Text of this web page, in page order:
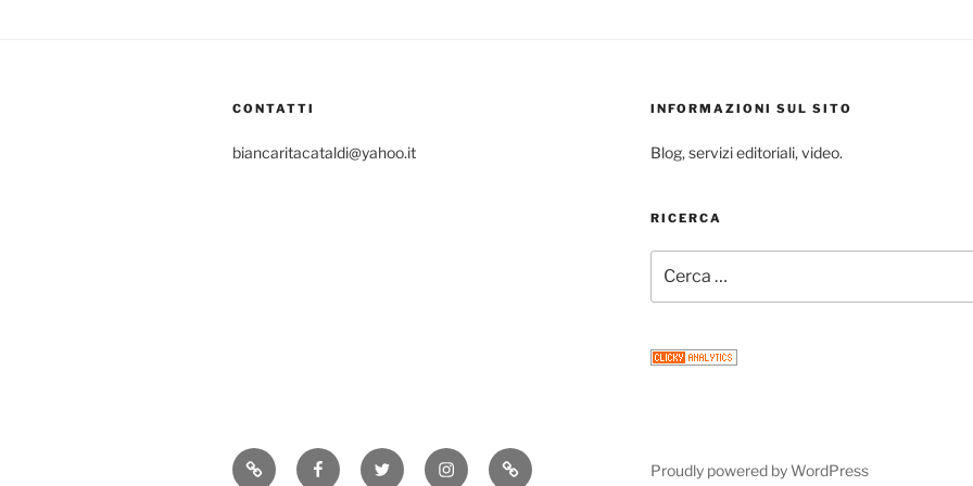
CONTATTI
biancaritacataldi@yahoo.it
INFORMAZIONI SUL SITO
Blog, servizi editoriali, video.
RICERCA
Consigli FacebookTwitter InstagramEmail Proudly powered by WordPress